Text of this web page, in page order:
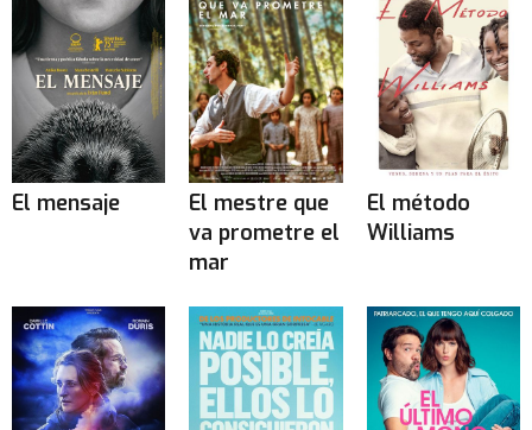
El mensaje
El mestre que
va prometre el
mar
El método
Williams